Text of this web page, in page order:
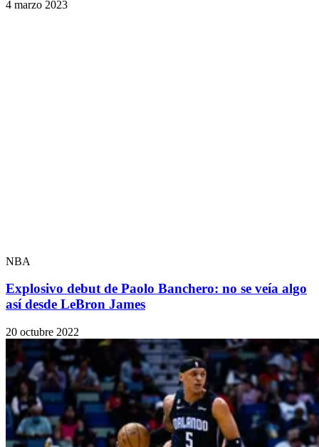
4 marzo 2023
NBA
Explosivo debut de Paolo Banchero: no se veía algo
así desde LeBron James
20 octubre 2022